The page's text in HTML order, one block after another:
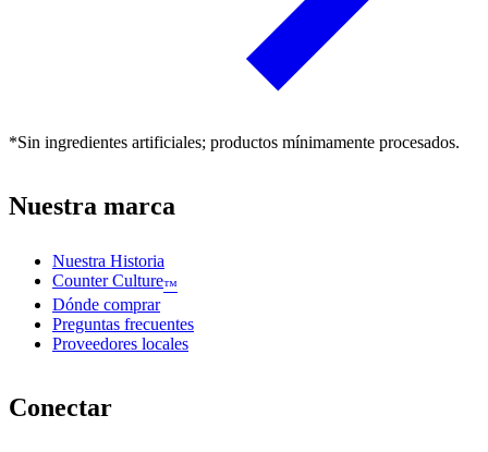
*Sin ingredientes artificiales; productos mínimamente procesados.
Nuestra marca
Nuestra Historia
Counter Culture™
Dónde comprar
Preguntas frecuentes
Proveedores locales
Conectar